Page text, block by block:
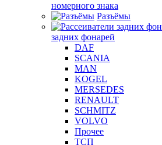
номерного знака
Разъёмы
задних фонарей
DAF
SCANIA
MAN
KOGEL
MERSEDES
RENAULT
SCHMITZ
VOLVO
Прочее
ТСП